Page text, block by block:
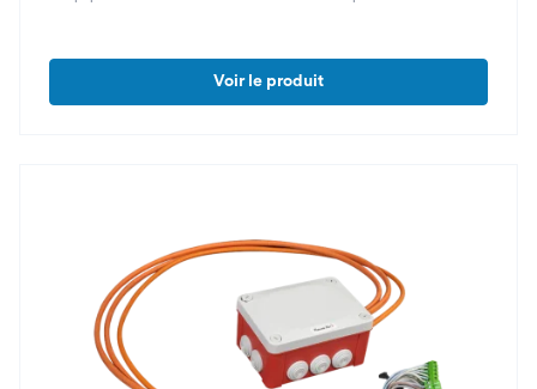
Voir le produit